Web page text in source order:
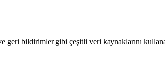
geri bildirimler gibi çeşitli veri kaynaklarını